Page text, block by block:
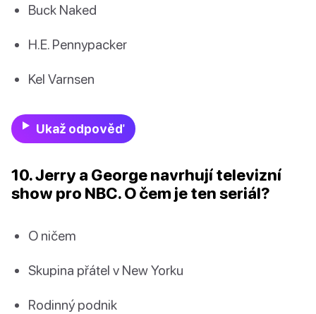
Buck Naked
H.E. Pennypacker
Kel Varnsen
Ukaž odpověď
10. Jerry a George navrhují televizní
show pro NBC. O čem je ten seriál?
O ničem
Skupina přátel v New Yorku
Rodinný podnik